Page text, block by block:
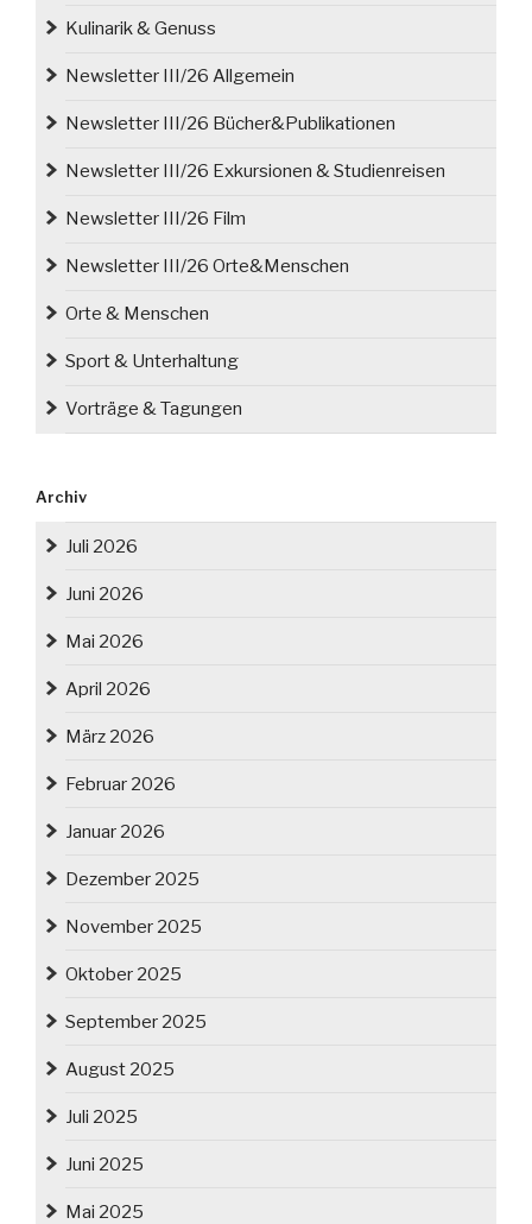
Kulinarik & Genuss
Newsletter III/26 Allgemein
Newsletter III/26 Bücher&Publikationen
Newsletter III/26 Exkursionen & Studienreisen
Newsletter III/26 Film
Newsletter III/26 Orte&Menschen
Orte & Menschen
Sport & Unterhaltung
Vorträge & Tagungen
Archiv
Juli 2026
Juni 2026
Mai 2026
April 2026
März 2026
Februar 2026
Januar 2026
Dezember 2025
November 2025
Oktober 2025
September 2025
August 2025
Juli 2025
Juni 2025
Mai 2025